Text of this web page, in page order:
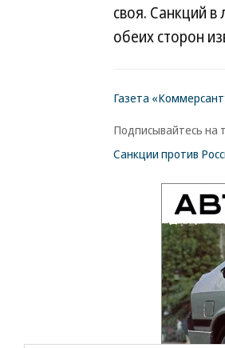
своя. Санкций
обеих сторон
Газета
Подписывайтесь на
Санкции против